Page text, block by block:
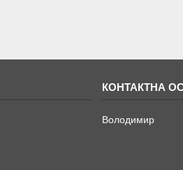
Володимир